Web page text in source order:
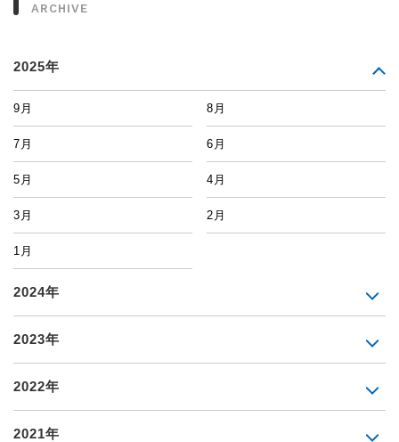
ARCHIVE
2025年
9月 8月
7月 6月
5月 4月
3月 2月
1月
2024年
2023年
2022年
2021年